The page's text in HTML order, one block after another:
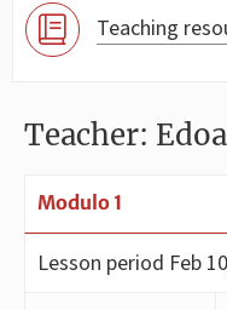
Teaching
Teacher:
Modulo 1
Lesson period Feb